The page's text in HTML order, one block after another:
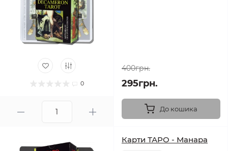
0
400грн.
295грн.
До кошика
Карти ТАРО - Манара